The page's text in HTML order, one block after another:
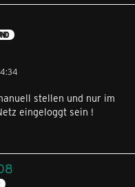
stellen und nur im
eingeloggt sein !